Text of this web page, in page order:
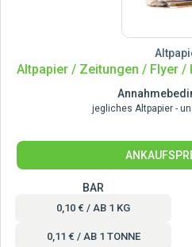
Altpapier / Zeitungen / Flyer
jegliches Altpapier -
BAR
0,10 € / AB 1 KG
0,11 € / AB 1 TONNE